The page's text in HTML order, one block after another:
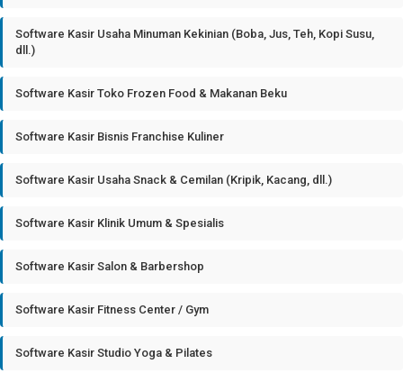
Software Kasir Usaha Minuman Kekinian (Boba, Jus, Teh, Kopi Susu,
dll.)
Software Kasir Toko Frozen Food & Makanan Beku
Software Kasir Bisnis Franchise Kuliner
Software Kasir Usaha Snack & Cemilan (Kripik, Kacang, dll.)
Software Kasir Klinik Umum & Spesialis
Software Kasir Salon & Barbershop
Software Kasir Fitness Center / Gym
Software Kasir Studio Yoga & Pilates